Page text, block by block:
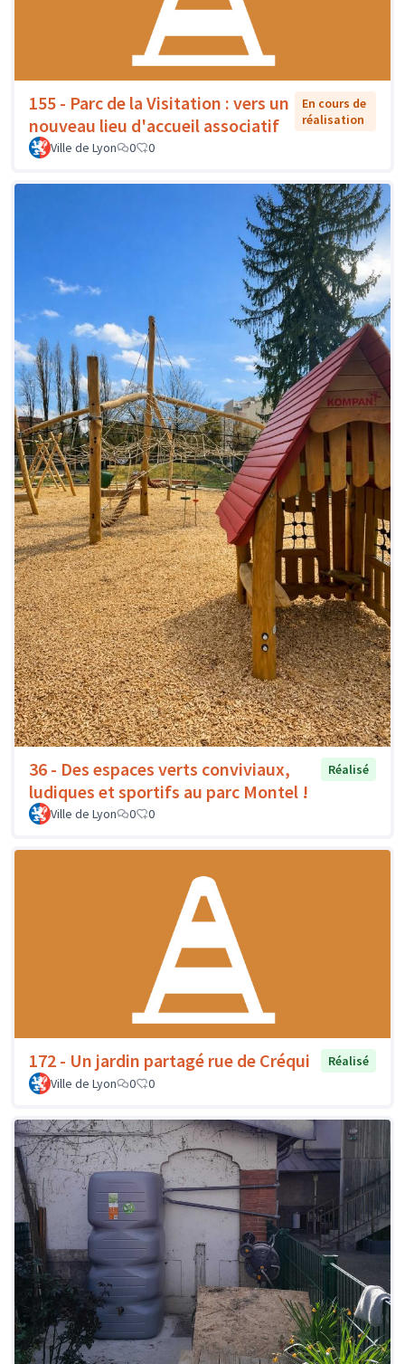
155 - Parc de la Visitation : vers un
nouveau lieu d'accueil associatif
En cours de
réalisation
Ville de Lyon
0 0
36 - Des espaces verts conviviaux,
ludiques et sportifs au parc Montel !
Réalisé
Ville de Lyon 0 0
172 - Un jardin partagé rue de Créqui
Réalisé
Ville de Lyon
0 0